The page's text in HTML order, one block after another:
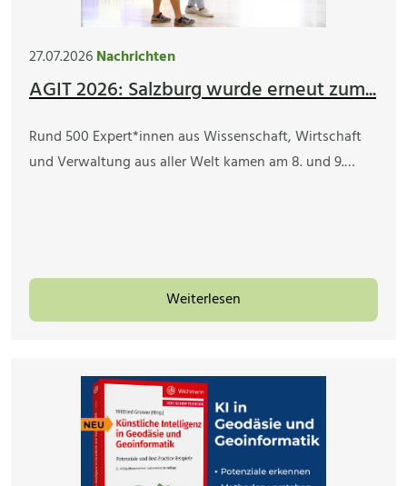
27.07.2026Nachrichten
AGIT 2026: Salzburg wurde erneut zum...
Rund 500 Expert*innen aus Wissenschaft, Wirtschaft
und Verwaltung aus aller Welt kamen am 8. und 9.…
Weiterlesen